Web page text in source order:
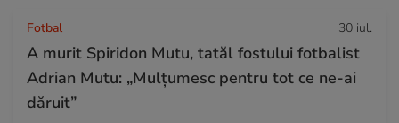
Fotbal 30 iul.
A murit Spiridon Mutu, tatăl fostului fotbalist
Adrian Mutu: „Mulțumesc pentru tot ce ne-ai
dăruit”